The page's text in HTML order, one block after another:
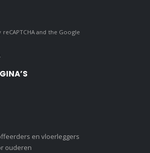
and the Google
en vloerleggers
ouderen